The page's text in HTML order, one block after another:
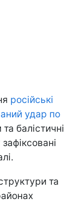
російські
удар по
балістичні
та